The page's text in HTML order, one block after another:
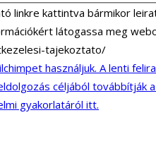
linkre kattintva bármikor
látogassa meg
tajekoztato/
használjuk. A lenti
céljából továbbítják
gyakorlatáról itt.